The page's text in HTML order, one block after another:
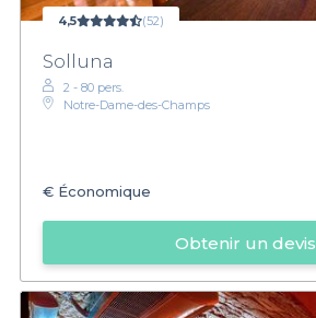
4,5 (52)
Solluna
2 - 80 pers.
Notre-Dame-des-Champs
€ Économique
Obtenir un devis